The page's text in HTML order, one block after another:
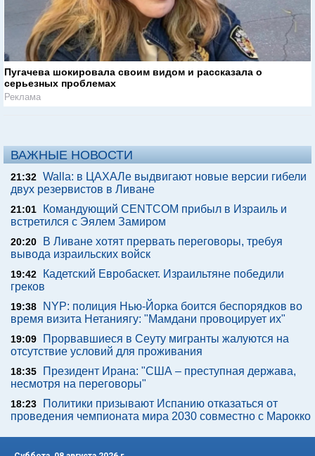
Пугачева шокировала своим видом и рассказала о
серьезных проблемах
Реклама
ВАЖНЫЕ НОВОСТИ
21:32 Walla: в ЦАХАЛе выдвигают новые версии гибели
двух резервистов в Ливане
21:01
Командующий CENTCOM прибыл в Израиль и
встретился с Эялем Замиром
20:20
В Ливане хотят прервать переговоры, требуя
вывода израильских войск
19:42
Кадетский Евробаскет. Израильтяне победили
греков
19:38
NYP: полиция Нью-Йорка боится беспорядков во
время визита Нетаниягу: "Мамдани провоцирует их"
19:09
Прорвавшиеся в Сеуту мигранты жалуются на
отсутствие условий для проживания
18:35
Президент Ирана: "США – преступная держава,
несмотря на переговоры"
18:23
Политики призывают Испанию отказаться от
проведения чемпионата мира 2030 совместно с Марокко